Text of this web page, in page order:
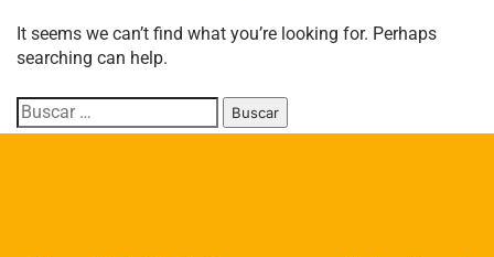
It seems we can’t find what you’re looking for. Perhaps
searching can help.